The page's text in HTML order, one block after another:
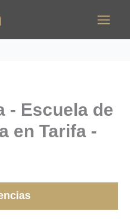
- Escuela de
en Tarifa -